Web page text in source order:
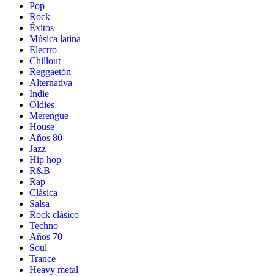
Pop
Rock
Éxitos
Música latina
Electro
Chillout
Reggaetón
Alternativa
Indie
Oldies
Merengue
House
Años 80
Jazz
Hip hop
R&B
Rap
Clásica
Salsa
Rock clásico
Techno
Años 70
Soul
Trance
Heavy metal